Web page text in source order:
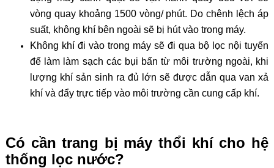
vòng quay khoảng 1500 vòng/ phút. Do chênh lệch áp
suất, không khí bên ngoài sẽ bị hút vào trong máy.
Không khí đi vào trong máy sẽ đi qua bộ lọc nội tuyến
để làm làm sạch các bụi bẩn từ môi trường ngoài, khi
lượng khí sản sinh ra đủ lớn sẽ được dẫn qua van xả
khí và đẩy trực tiếp vào môi trường cần cung cấp khí.
Có cần trang bị máy thổi khí cho hệ
thống lọc nước?